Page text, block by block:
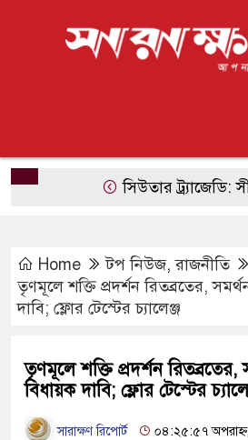
সিউতার ট্র্যাজেডি: সীমান্ত
Home টপ নিউজ,রাজনীতি
তৃণমূলে শক্তি প্রদর্শন রিতব্রতের,
দাবি; ফ্লোর টেস্টের চ্যালেঞ্জ
তৃণমূলে শক্তি প্রদর্শন
বিধায়ক দাবি; ফ্লোর টেস্টের
সারাক্ষণ রিপোর্ট ০৪:২৫:৫৭